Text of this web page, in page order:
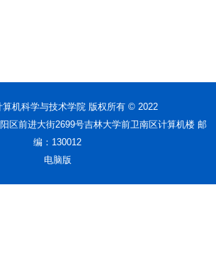
算机科学与技术学院 版权所有 © 2022
区前进大街2699号吉林大学前卫南区计算机楼 邮
编：130012
电脑版